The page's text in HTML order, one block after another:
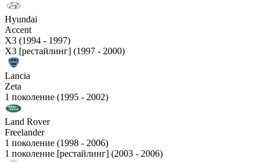
Hyundai
Accent
X3 (1994 - 1997)
X3 [рестайлинг] (1997 - 2000)
Lancia
Zeta
1 поколение (1995 - 2002)
Land Rover
Freelander
1 поколение (1998 - 2006)
1 поколение [рестайлинг] (2003 - 2006)